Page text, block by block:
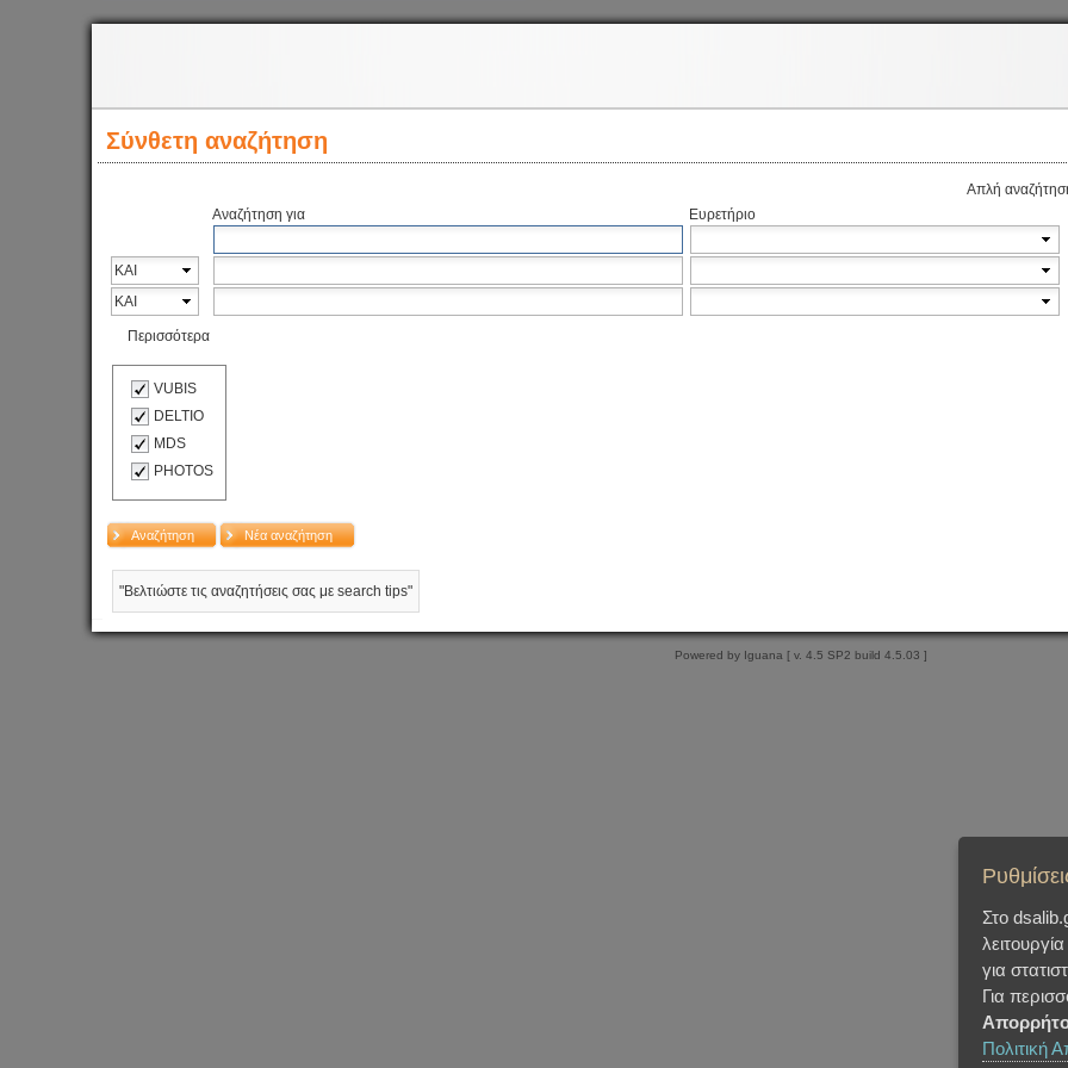
Σύνθετη αναζήτηση
Απλή
Αναζήτηση για
Ευρετήριο
Περισσότερα
VUBIS
DELTIO
MDS
PHOTOS
Αναζήτηση Νέα αναζήτηση
"Βελτιώστε τις αναζητήσεις σας μεsearch tips"
Powered by Iguana [ v. 4.5 SP2 build 4.5.03 ]
Στο
για
Για
Πολιτική